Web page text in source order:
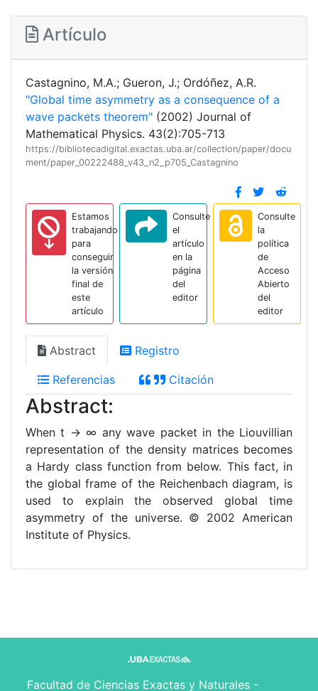
Artículo
Castagnino, M.A.; Gueron, J.; Ordóñez, A.R.
"Global time asymmetry as a consequence of a
wave packets theorem" (2002) Journal of
Mathematical Physics. 43(2):705-713
https://bibliotecadigital.exactas.uba.ar/collection/paper/docu
ment/paper_00222488_v43_n2_p705_Castagnino
Estamos
trabajando
para
conseguir
la versión
final de
este
artículo
Consulte
el
artículo
en la
página
del
editor
Consulte
la
política
de
Acceso
Abierto
del
editor
Abstract Registro
Referencias Citación
Abstract:
When t → ∞ any wave packet in the Liouvillian
representation of the density matrices becomes
a Hardy class function from below. This fact, in
the global frame of the Reichenbach diagram, is
used to explain the observed global time
asymmetry of the universe. © 2002 American
Institute of Physics.
Facultad de Ciencias Exactas y Naturales -